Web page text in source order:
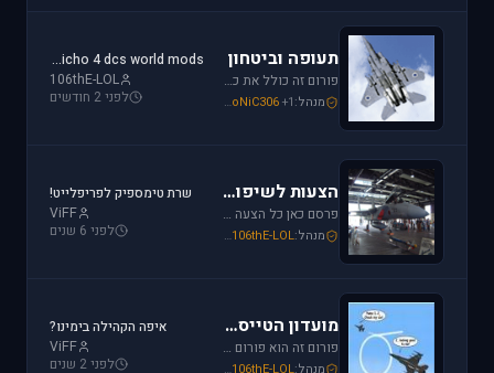
תעופה וביטחון
פורום זה כולל את כל נושאי התעופה האזרחית, הצבאית והבטחון בארץ ובעולם. ניתן לדון בכל נושא אקטואלי או היסטורי בתחומים אלו.
מנהל: Mike_69th SoNiC306+1
jericho 4 dcs world mods
106thE-LOL
לפני 2 חודשים
הצעות לשיפור / הערות ומתן פידבק
פרסם כאן כל הצעה לשיפור שברצונך לראות מתגשמת או הערות לגבי דברים שברצונך לראות נעלמים או מציקים לך.
מנהל: Mike_69th ,106thE-LOL
שרת טימספיק לפריפלייט!
ViFF
לפני 6 שנים
מועדון הטייסים
פורום זה הוא פורום (OT (Off Topic פרסם כאן כל הודעה שמתחשקת לך וראויה לדיון.
מנהל: Mike_69th ,106thE-LOL
איפה הקהילה בימינו?
ViFF
לפני 2 שנים